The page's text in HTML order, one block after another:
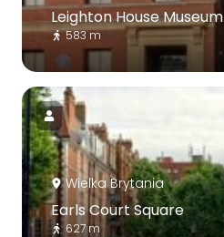
Leighton House Museum
583 m
Wielka Brytania
Earls Court Square
627 m